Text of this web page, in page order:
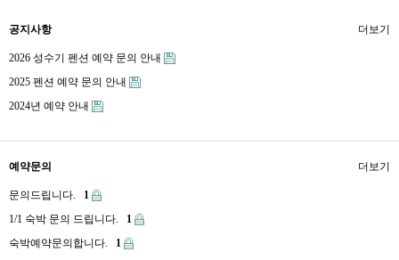
공지사항
2026 성수기 펜션 예약 문의 안내
2025 펜션 예약 문의 안내
2024년 예약 안내
더보기
예약문의
문의드립니다.
1
1/1 숙박 문의 드립니다.
1
숙박예약문의합니다.
1
더보기